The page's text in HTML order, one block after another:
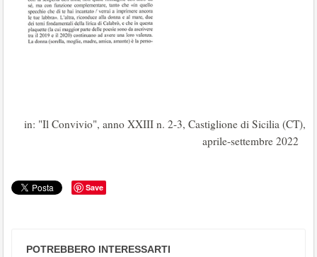
in: "Il Convivio", anno XXIII n. 2-3, Castiglione di Sicilia (CT),
aprile-settembre 2022
Save
POTREBBERO INTERESSARTI